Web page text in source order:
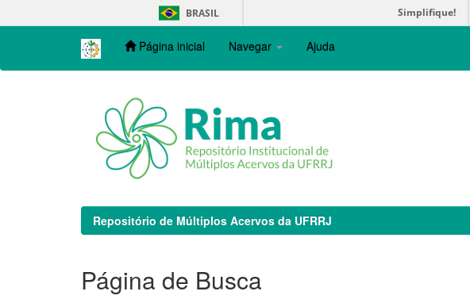
navigation
BRASIL Simplifique!
Página inicial Navegar Ajuda
Repositório de Múltiplos Acervos da UFRRJ
Página de Busca